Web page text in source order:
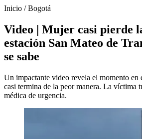
Inicio /Bogotá
Video | Mujer casi pierde
estación San Mateo de
se sabe
Un impactante video revela el momento en
casi termina de la peor manera. La víctima
médica de urgencia.